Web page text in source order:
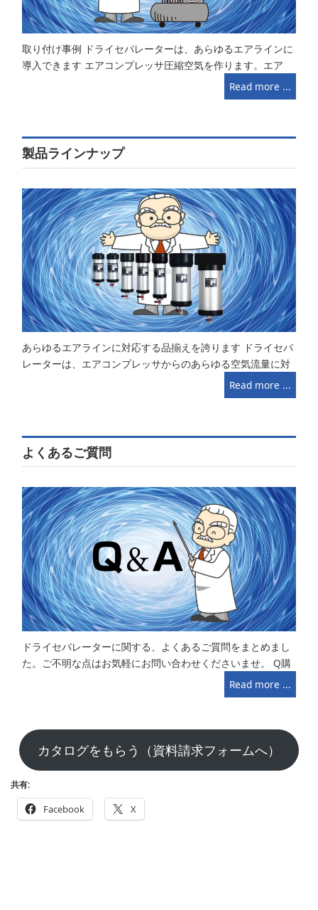
取り付け事例 ドライセパレーターは、あらゆるエアラインに
導入できます エアコンプレッサ圧縮空気を作ります。エア
Read more ...
製品ラインナップ
あらゆるエアラインに対応する品揃えを誇ります ドライセパ
レーターは、エアコンプレッサからのあらゆる空気流量に対
Read more ...
よくあるご質問
ドライセパレーターに関する、よくあるご質問をまとめまし
た。ご不明な点はお気軽にお問い合わせくださいませ。 Q購
Read more ...
カタログをもらう（資料請求フォームへ）
共有:
Facebook X